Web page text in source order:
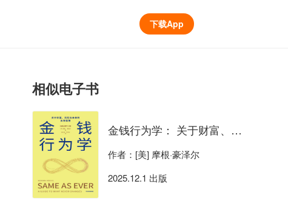
下载App
相似电子书
金钱行为学： 关于财富、风险与未来的永恒智慧
作者：[美] 摩根·豪泽尔
2025.12.1 出版